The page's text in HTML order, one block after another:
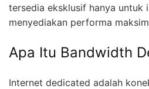
tersedia eksklusif hanya untuk
menyediakan performa
Apa Itu Bandwidth
Internet dedicated adalah